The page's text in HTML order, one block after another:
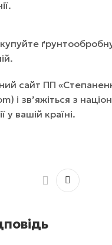
сайт ПП
і зв’яжіться з
у вашій країні.